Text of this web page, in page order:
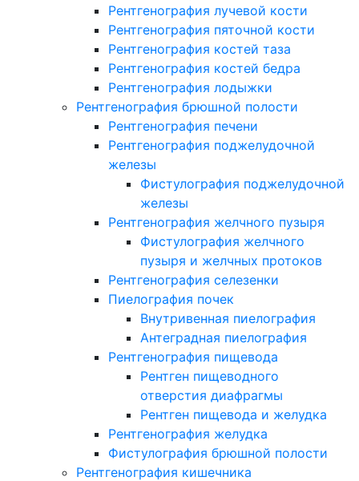
Рентгенография лучевой кости
Рентгенография пяточной кости
Рентгенография костей таза
Рентгенография костей бедра
Рентгенография лодыжки
Рентгенография брюшной полости
Рентгенография печени
Рентгенография поджелудочной
железы
Фистулография поджелудочной
железы
Рентгенография желчного пузыря
Фистулография желчного
пузыря и желчных протоков
Рентгенография селезенки
Пиелография почек
Внутривенная пиелография
Антеградная пиелография
Рентгенография пищевода
Рентген пищеводного
отверстия диафрагмы
Рентген пищевода и желудка
Рентгенография желудка
Фистулография брюшной полости
Рентгенография кишечника